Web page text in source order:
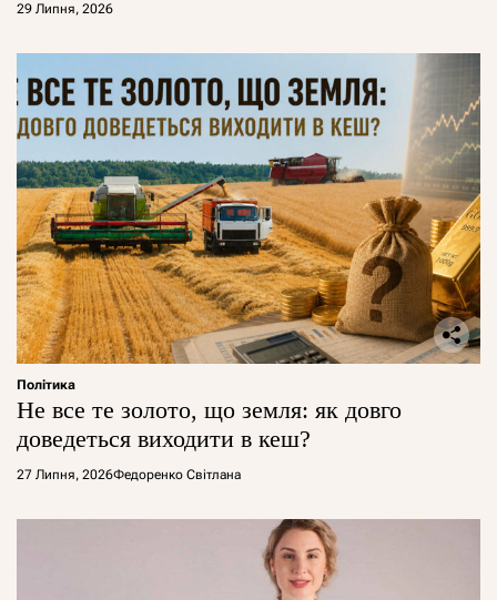
29 Липня, 2026
Політика
Не все те золото, що земля: як довго
доведеться виходити в кеш?
27 Липня, 2026Федоренко Світлана